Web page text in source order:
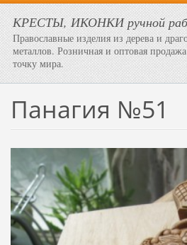
КРЕСТЫ, ИКОНКИ ручной
Православные изделия из дерева и
металлов. Розничная и оптовая
точку мира.
Панагия №51